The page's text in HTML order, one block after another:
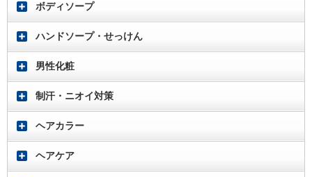
ボディソープ
ハンドソープ・せっけん
男性化粧
制汗・ニオイ対策
ヘアカラー
ヘアケア